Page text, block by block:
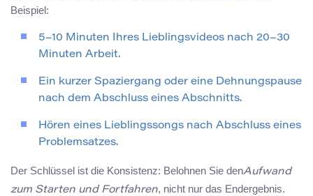
Beispiel:
5–10 Minuten Ihres Lieblingsvideos nach 20–30
Minuten Arbeit.
Ein kurzer Spaziergang oder eine Dehnungspause
nach dem Abschluss eines Abschnitts.
Hören eines Lieblingssongs nach Abschluss eines
Problemsatzes.
Der Schlüssel ist die Konsistenz: Belohnen Sie denAufwand
zum Starten und Fortfahren, nicht nur das Endergebnis.